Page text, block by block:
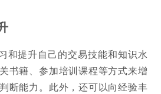
和提升自己的交易技能和知识水
书籍、参加培训课程等方式来增
断能力。此外，还可以向经验丰